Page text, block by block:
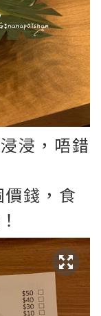
浸，唔錯
錢，食